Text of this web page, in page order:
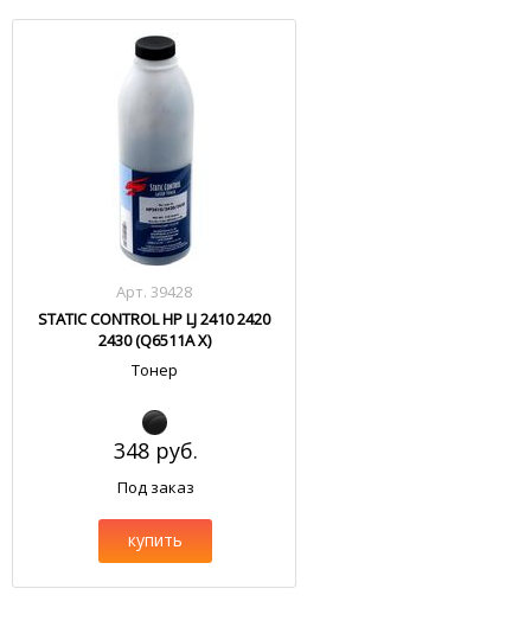
Арт. 39428
STATIC CONTROL HP LJ 2410 2420
2430 (Q6511A X)
Тонер
348 руб.
Под заказ
купить